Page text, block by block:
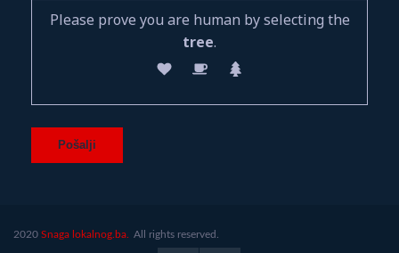
Please prove you are human by selecting the
tree.
2020 Snaga lokalnog.ba. All rights reserved.